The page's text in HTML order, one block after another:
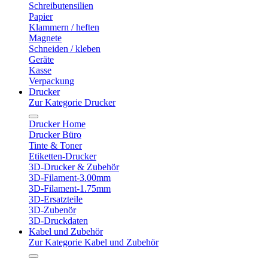
Schreibutensilien
Papier
Klammern / heften
Magnete
Schneiden / kleben
Geräte
Kasse
Verpackung
Drucker
Zur Kategorie Drucker
Drucker Home
Drucker Büro
Tinte & Toner
Etiketten-Drucker
3D-Drucker & Zubehör
3D-Filament-3.00mm
3D-Filament-1.75mm
3D-Ersatzteile
3D-Zubenör
3D-Druckdaten
Kabel und Zubehör
Zur Kategorie Kabel und Zubehör